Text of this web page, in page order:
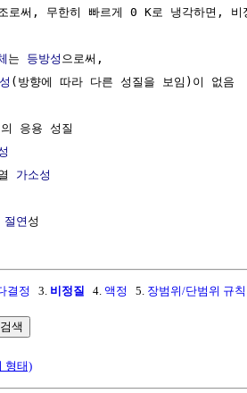
로써, 무한히 빠르게 0 K로 냉각하면,
는 등방성 으로써,
(방향에 따라 다른 성질을 보임)이 없음
의 응용 성질
가소성
연
결정 3. 비정질 4. 액정 5. 장범위/단범위 규칙
검색
형태)